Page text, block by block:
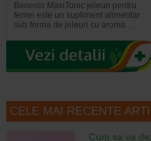
Benesio MaxiTonic jeleuri pentru
femei este un supliment alimentar
sub forma de jeleuri cu aroma…
CELE MAI RECENTE
Cum sa va